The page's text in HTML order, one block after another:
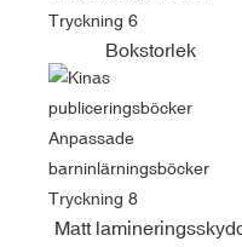
Bokstorlek
Matt